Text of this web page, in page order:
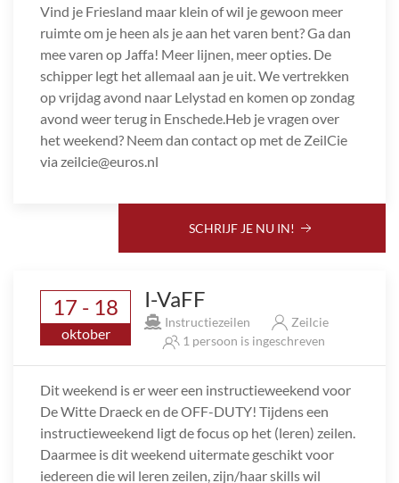
Vind je Friesland maar klein of wil je gewoon meer
ruimte om je heen als je aan het varen bent? Ga dan
mee varen op Jaffa! Meer lijnen, meer opties. De
schipper legt het allemaal aan je uit. We vertrekken
op vrijdag avond naar Lelystad en komen op zondag
avond weer terug in Enschede.Heb je vragen over
het weekend? Neem dan contact op met de ZeilCie
via zeilcie@euros.nl
SCHRIJF JE NU IN!
17 - 18
oktober
I-VaFF
Instructiezeilen
Zeilcie
1 persoon is ingeschreven
Dit weekend is er weer een instructieweekend voor
De Witte Draeck en de OFF-DUTY! Tijdens een
instructieweekend ligt de focus op het (leren) zeilen.
Daarmee is dit weekend uitermate geschikt voor
iedereen die wil leren zeilen, zijn/haar skills wil